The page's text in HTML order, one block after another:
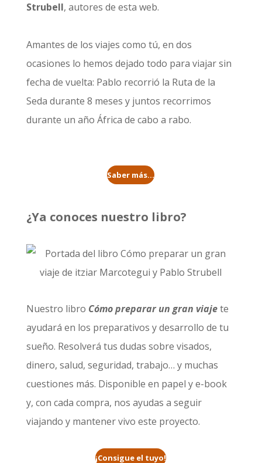
Strubell, autores de esta web.
Amantes de los viajes como tú, en dos
ocasiones lo hemos dejado todo para viajar sin
fecha de vuelta: Pablo recorrió la Ruta de la
Seda durante 8 meses y juntos recorrimos
durante un año África de cabo a rabo.
Saber más...
¿Ya conoces nuestro libro?
Nuestro libro Cómo preparar un gran viajete
ayudará en los preparativos y desarrollo de tu
sueño. Resolverá tus dudas sobre visados,
dinero, salud, seguridad, trabajo… y muchas
cuestiones más. Disponible en papel y e-book
y, con cada compra, nos ayudas a seguir
viajando y mantener vivo este proyecto.
¡Consigue el tuyo!